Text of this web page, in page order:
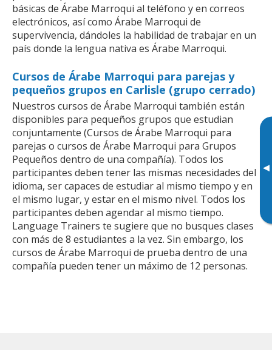
▸
básicas de Árabe Marroqui al teléfono y en correos
electrónicos, así como Árabe Marroqui de
supervivencia, dándoles la habilidad de trabajar en un
país donde la lengua nativa es Árabe Marroqui.
Cursos de Árabe Marroqui para parejas y
pequeños grupos en Carlisle (grupo cerrado)
Nuestros cursos de Árabe Marroqui también están
disponibles para pequeños grupos que estudian
conjuntamente (Cursos de Árabe Marroqui para
parejas o cursos de Árabe Marroqui para Grupos
Pequeños dentro de una compañía). Todos los
participantes deben tener las mismas necesidades del
idioma, ser capaces de estudiar al mismo tiempo y en
el mismo lugar, y estar en el mismo nivel. Todos los
participantes deben agendar al mismo tiempo.
Language Trainers te sugiere que no busques clases
con más de 8 estudiantes a la vez. Sin embargo, los
cursos de Árabe Marroqui de prueba dentro de una
compañía pueden tener un máximo de 12 personas.